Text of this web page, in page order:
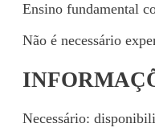
Ensino fundamental
Não é necessário
Necessário: